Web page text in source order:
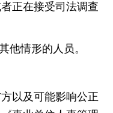
正在接受司法调查
他情形的人员。
以及可能影响公正